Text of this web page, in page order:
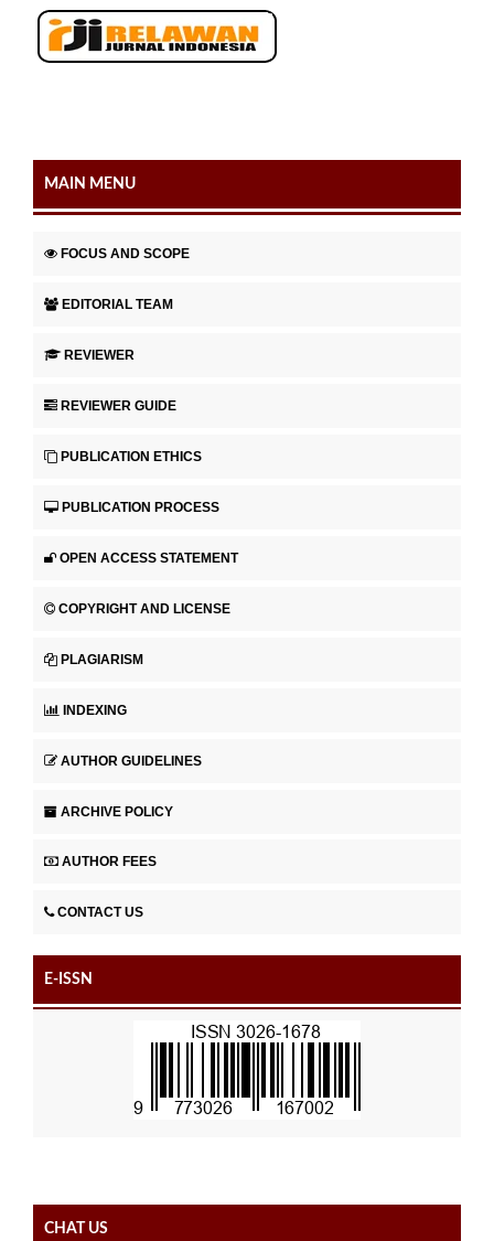
MAIN MENU
FOCUS AND SCOPE
EDITORIAL TEAM
REVIEWER
REVIEWER GUIDE
PUBLICATION ETHICS
PUBLICATION PROCESS
OPEN ACCESS STATEMENT
COPYRIGHT AND LICENSE
PLAGIARISM
INDEXING
AUTHOR GUIDELINES
ARCHIVE POLICY
AUTHOR FEES
CONTACT US
E-ISSN
CHAT US